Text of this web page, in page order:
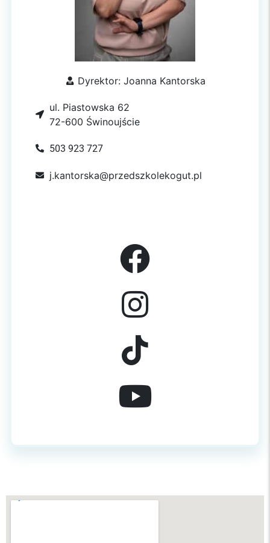
Dyrektor: Joanna Kantorska
ul. Piastowska 62
72-600 Świnoujście
503 923 727
j.kantorska@przedszkolekogut.pl